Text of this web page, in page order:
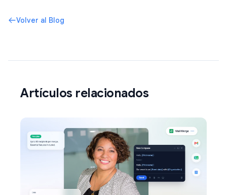
Volver al Blog
Artículos relacionados